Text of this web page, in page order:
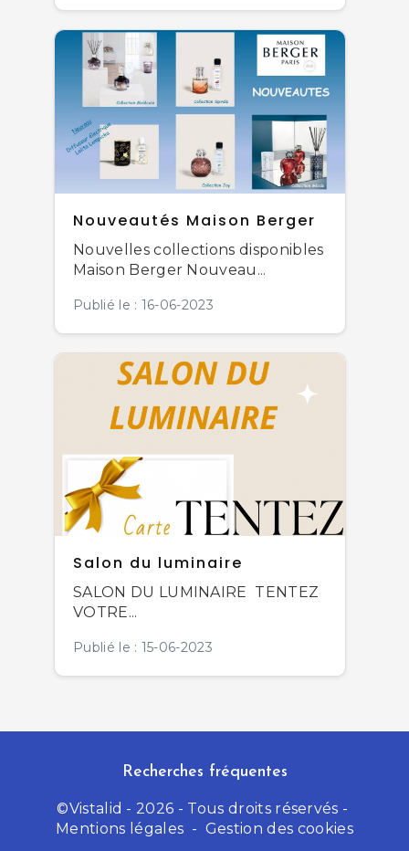
Nouveautés Maison Berger
Nouvelles collections disponibles
Maison Berger Nouveau...
Publié le : 16-06-2023
Salon du luminaire
SALON DU LUMINAIRE TENTEZ
VOTRE...
Publié le : 15-06-2023
Recherches fréquentes
©Vistalid - 2026 - Tous droits réservés -
Mentions légales - Gestion des cookies